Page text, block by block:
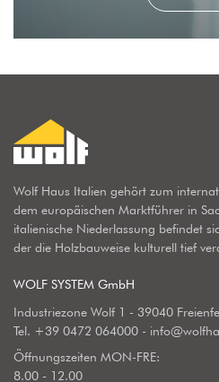
Wolf Haus Italien gehört zum
dem europäischen Marktführer in
italienische Niederlassung befindet
der die Holzbauweise kulturell tief
WOLF SYSTEM GmbH
Industriezone Wolf 1 - 39040
Tel. +39 0472 064000 -
Öffnungszeiten MON-FRE:
8.00 - 12.00